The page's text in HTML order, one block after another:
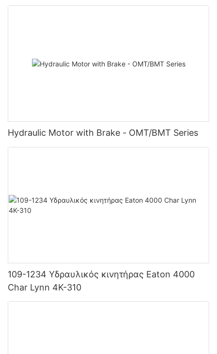
Hydraulic Motor with Brake - OMT/BMT Series
109-1234 Υδραυλικός κινητήρας Eaton 4000
Char Lynn 4K-310